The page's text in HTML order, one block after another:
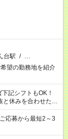
台駅 / …
望の勤務地を紹介
できれば残業はし
希望
、もう1つのお仕事
応募できません。
応募から最短2～3